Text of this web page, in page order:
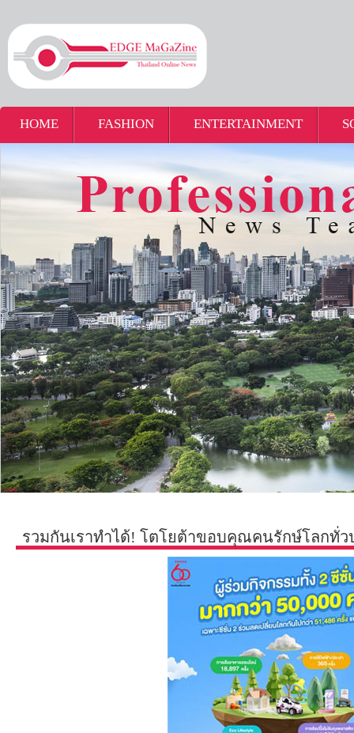
HOME FASHION ENTERTAINMENT
รวมกันเราทำได้! โตโยต้าขอบคุณคนรักษ์โลกทั่ว